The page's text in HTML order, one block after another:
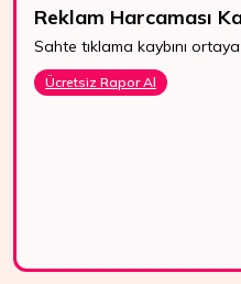
Reklam Harcaması
Sahte tıklama kaybını ortaya
Ücretsiz Rapor Al
7/24 Destek
WhatsApp, canlı